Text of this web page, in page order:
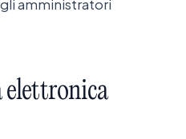
amministratori
elettronica